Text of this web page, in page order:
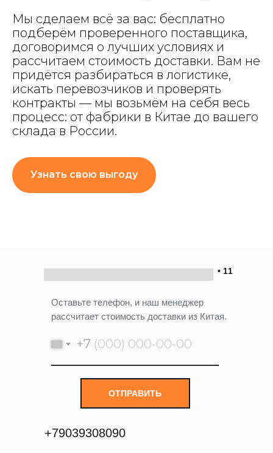
Мы сделаем всё за вас: бесплатно
подберём проверенного поставщика,
договоримся о лучших условиях и
рассчитаем стоимость доставки. Вам не
придётся разбираться в логистике,
искать перевозчиков и проверять
контракты — мы возьмём на себя весь
процесс: от фабрики в Китае до вашего
склада в России.
Узнать свою выгоду
• 11
+7
ОТПРАВИТЬ
Оставьте телефон, и наш менеджер
рассчитает стоимость доставки из Китая.
+79039308090